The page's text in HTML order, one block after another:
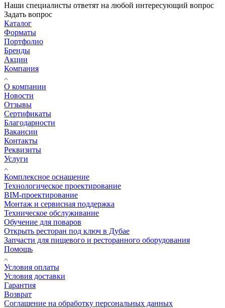
Наши специалисты ответят на любой интересующий вопрос
Задать вопрос
Каталог
Форматы
Портфолио
Бренды
Акции
Компания
О компании
Новости
Отзывы
Сертификаты
Благодарности
Вакансии
Контакты
Реквизиты
Услуги
Комплексное оснащение
Технологическое проектирование
BIM-проектирование
Монтаж и сервисная поддержка
Техническое обслуживание
Обучение для поваров
Открыть ресторан под ключ в Дубае
Запчасти для пищевого и ресторанного оборудования
Помощь
Условия оплаты
Условия доставки
Гарантия
Возврат
Соглашение на обработку персональных данных